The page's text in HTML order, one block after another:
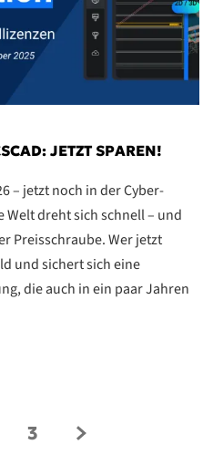
JETZT SPAREN!
– jetzt noch in der Cyber-
dreht sich schnell – und
Preisschraube. Wer jetzt
und sichert sich eine
die auch in ein paar Jahren
3